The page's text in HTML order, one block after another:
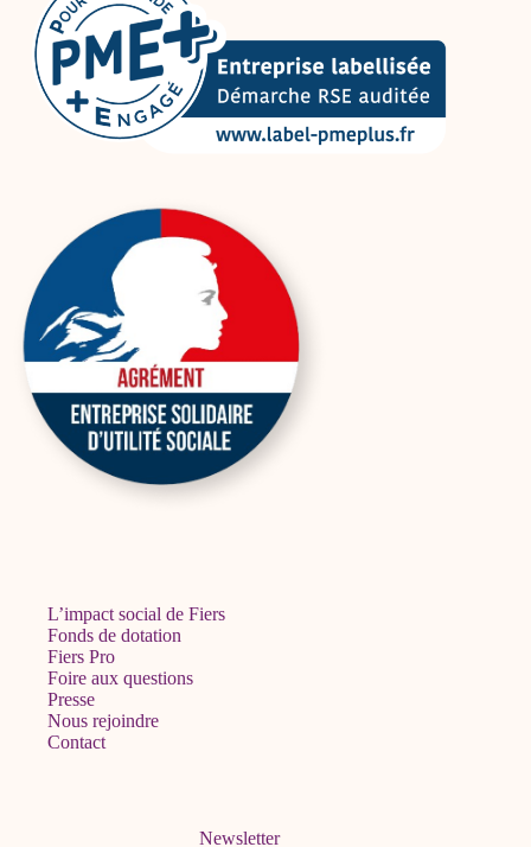
L’impact social de Fiers
Fonds de dotation
Fiers Pro
Foire aux questions
Presse
Nous rejoindre
Contact
Newsletter